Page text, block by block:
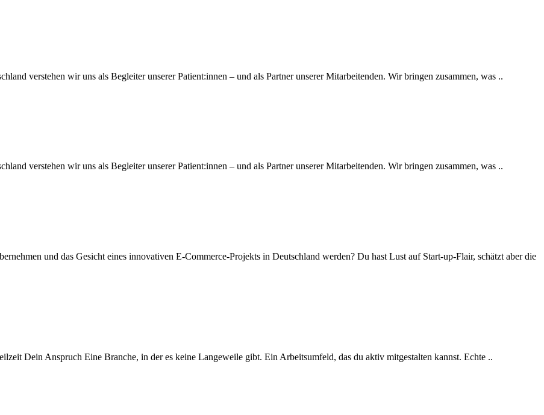
verstehen wir uns als Begleiter unserer Patient:innen – und als Partner unserer Mitarbeitenden. Wir bringen zusammen, was ..
verstehen wir uns als Begleiter unserer Patient:innen – und als Partner unserer Mitarbeitenden. Wir bringen zusammen, was ..
und das Gesicht eines innovativen E-Commerce-Projekts in Deutschland werden? Du hast Lust auf Start-up-Flair, schätzt aber die
Dein Anspruch Eine Branche, in der es keine Langeweile gibt. Ein Arbeitsumfeld, das du aktiv mitgestalten kannst. Echte ..